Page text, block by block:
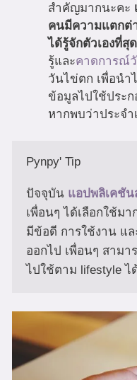
สำคัญมากนะคะ
คนมีความแตกต่
ได้รู้จักตัวเองที่สุ
รู้และคาดการณ์
วันไข่ตก เพื่อนำ
ข้อมูลไปใช้ประ
หากพบว่าประจ
Pynpy' Tip
ปัจจุบัน แอปพลิเคชัน
เพื่อนๆ ได้เลือกใช้ม
มีข้อดี การใช้งาน แ
ออกไป เพื่อนๆ สามา
ไปใช้ตาม lifestyle ไ